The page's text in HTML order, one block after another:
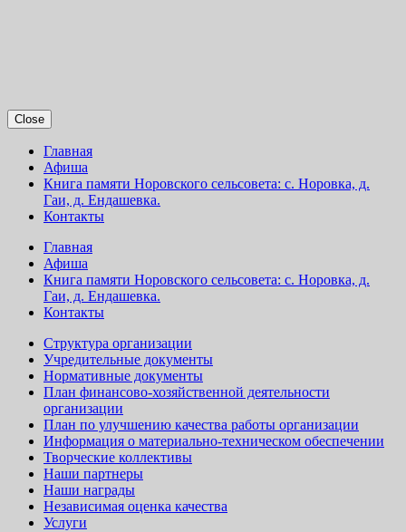
Close
Главная
Афиша
Книга памяти Норовского сельсовета: с. Норовка, д.
Гаи, д. Ендашевка.
Контакты
Главная
Афиша
Книга памяти Норовского сельсовета: с. Норовка, д.
Гаи, д. Ендашевка.
Контакты
Структура организации
Учредительные документы
Нормативные документы
План финансово-хозяйственной деятельности
организации
План по улучшению качества работы организации
Информация о материально-техническом обеспечении
Творческие коллективы
Наши партнеры
Наши награды
Независимая оценка качества
Услуги